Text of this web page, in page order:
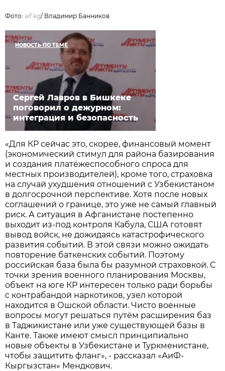
Фото:aif.kg/ Владимир Банников
НОВОСТЬ ПО ТЕМЕ
Сергей Лавров в Бишкеке
поговорил о дежурном:
интеграция и безопасность
«Для КР сейчас это, скорее, финансовый момент
(экономический стимул для района базирования
и создания платёжеспособного спроса для
местных производителей), кроме того, страховка
на случай ухудшения отношений с Узбекистаном
в долгосрочной перспективе. Хотя после новых
соглашений о границе, это уже не самый главный
риск. А ситуация в Афганистане постепенно
выходит из-под контроля Кабула, США готовят
вывод войск, не дожидаясь катастрофического
развития событий. В этой связи можно ожидать
повторение баткенских событий. Поэтому
российская база была бы разумной страховкой. С
точки зрения военного планирования Москвы,
объект на юге КР интересен только ради борьбы
с контрабандой наркотиков, узел которой
находится в Ошской области. Чисто военные
вопросы могут решаться путём расширения баз
в Таджикистане или уже существующей базы в
Канте. Также имеют смысл принципиально
новые объекты в Узбекистане и Туркменистане,
чтобы защитить фланг», - рассказал «АиФ-
Кыргызстан» Мендкович.